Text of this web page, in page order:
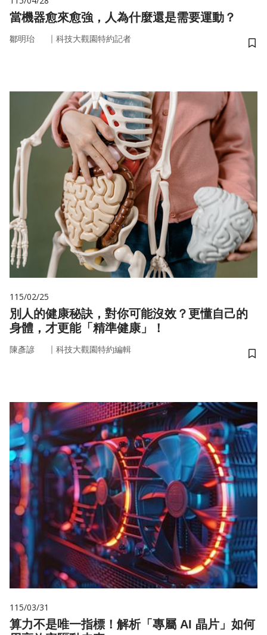
當機器愈來愈強，人為什麼還是需要運動？
鄒明珆 ｜ 科技大觀園特約記者
儲
115/02/25
別人的健康秘訣，對你可能沒效？更懂自己的
身體，才更能「精準健康」！
陳彥諺 ｜ 科技大觀園特約編輯
儲
115/03/31
算力不是唯一指標！解析「專屬 AI 晶片」如何